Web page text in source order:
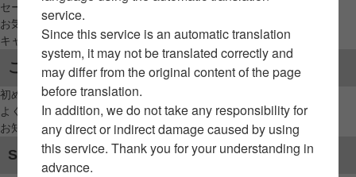
セールアイテムから探す
お気に入りから探す
キャンペーン/クーポン対象から探す
ご利用案内
初めてのお客様へ
よくあるご質問 / お問い合わせ
お知らせ
SNSアカウント
service.
Since this service is an automatic translation
system, it may not be translated correctly and
may differ from the original content of the page
before translation.
In addition, we do not take any responsibility for
any direct or indirect damage caused by using
this service. Thank you for your understanding in
advance.